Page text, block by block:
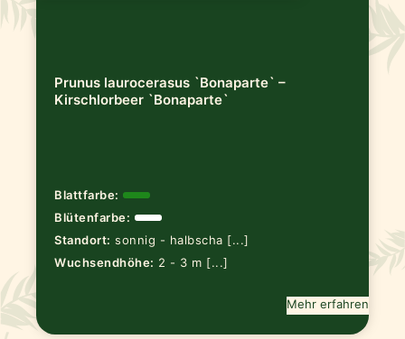
Prunus laurocerasus `Bonaparte` –
Kirschlorbeer `Bonaparte`
Blattfarbe:
Blütenfarbe:
Standort: sonnig - halbscha [...]
Wuchsendhöhe: 2 - 3 m [...]
Mehr erfahren